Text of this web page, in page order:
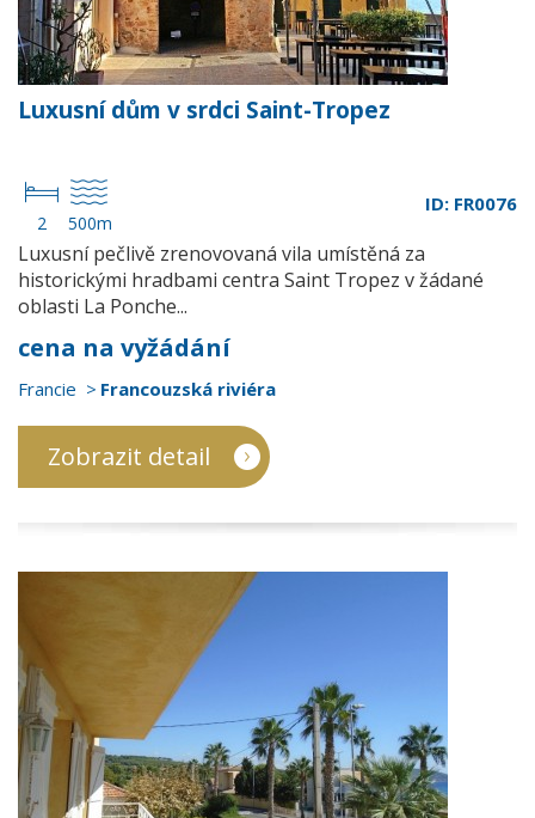
Luxusní dům v srdci Saint-Tropez
2 500m
ID: FR0076
Luxusní pečlivě zrenovovaná vila umístěná za
historickými hradbami centra Saint Tropez v žádané
oblasti La Ponche...
cena na vyžádání
Francie Francouzská riviéra
Zobrazit detail